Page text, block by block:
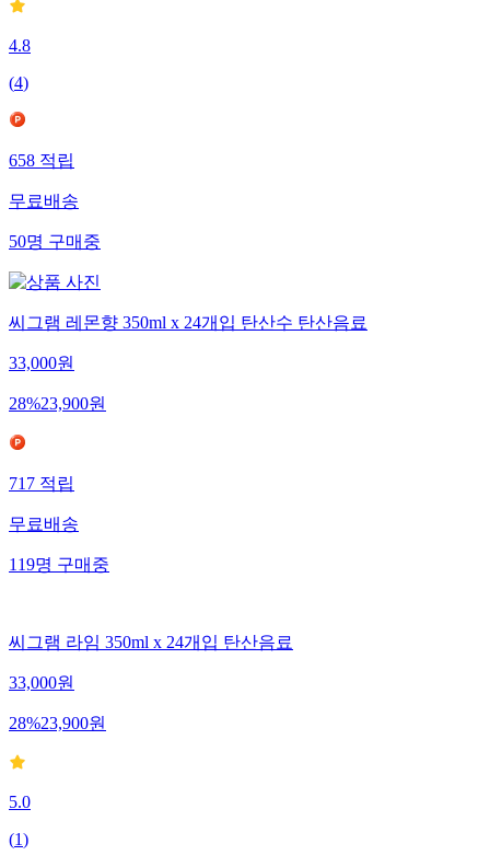
4.8
(4)
658적립
무료배송
50명구매중
씨그램 레몬향 350ml x 24개입 탄산수 탄산음료
33,000원
28%23,900원
717적립
무료배송
119명구매중
씨그램 라임 350ml x 24개입 탄산음료
33,000원
28%23,900원
5.0
(1)